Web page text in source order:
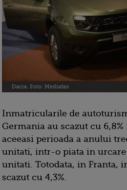
Dacia. Foto: Mediafax
Inmatricularile de
Germania au scazut cu
aceeasi perioada a anului
unitati, intr-o piata in urcare
unitati. Totodata, in Franta,
scazut cu 4,3%.